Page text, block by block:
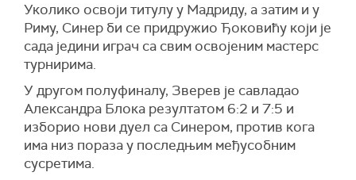
Уколико освоји титулу у Мадриду, а затим и у
Риму, Синер би се придружио Ђоковићу који је
сада једини играч са свим освојеним мастерс
турнирима.
У другом полуфиналу, Зверев је савладао
Александра Блока резултатом 6:2 и 7:5 и
изборио нови дуел са Синером, против кога
има низ пораза у последњим међусобним
сусретима.